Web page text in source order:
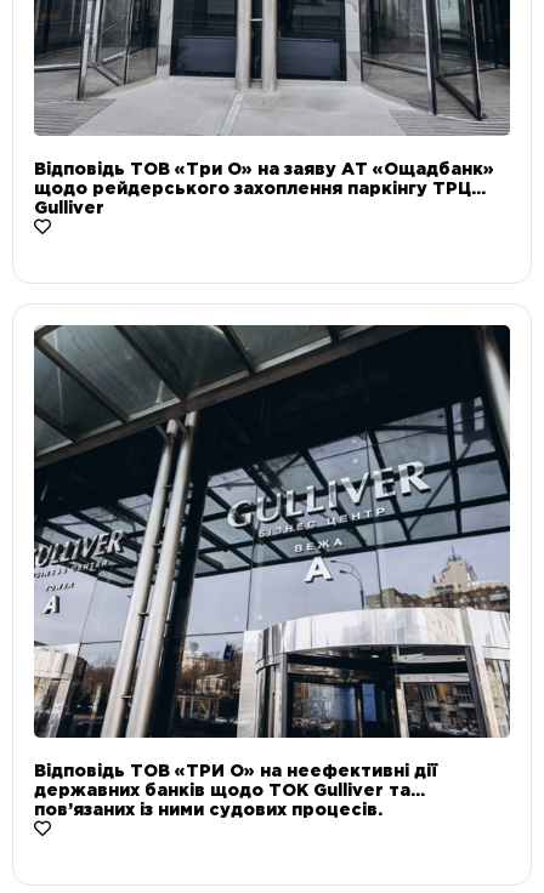
Відповідь ТОВ «Три О» на заяву АТ «Ощадбанк»
щодо рейдерського захоплення паркінгу ТРЦ
Gulliver
Відповідь ТОВ «ТРИ О» на неефективні дії
державних банків щодо ТОК Gulliver та
пов’язаних із ними судових процесів.